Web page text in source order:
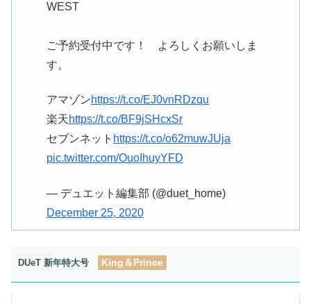
WEST
ご予約受付中です！ よろしくお願いしま
す。
アマゾンhttps://t.co/EJ0vnRDzqu
楽天https://t.co/BF9jSHcxSr
セブンネット https://t.co/o62muwJUja
pic.twitter.com/OuoIhuyYFD
— デュエット編集部 (@duet_home)
December 25, 2020
DUeT 新年特大号 King＆Prince